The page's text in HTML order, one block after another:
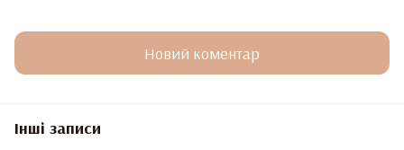
Новий коментар
Інші записи